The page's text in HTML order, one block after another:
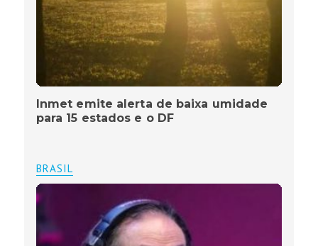
Inmet emite alerta de baixa umidade
para 15 estados e o DF
BRASIL